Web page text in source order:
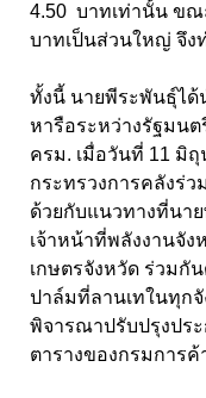
4.50 บาทเท่านั้น ข
บาทเป็นส่วนใหญ่ จึง
ทั้งนี้ นายพีระพันธุ์ได้
หารือระหว่างรัฐมน
ครม. เมื่อวันที่ 11 มิ
กระทรวงการคลังร่
ด้วยกับแนวทางที่นา
เจ้าหน้าที่พลังงานจั
เกษตรจังหวัด ร่วมกั
ปาล์มที่ลานเทในทุก
พิจารณาปรับปรุงปร
ตารางของกรมการค้